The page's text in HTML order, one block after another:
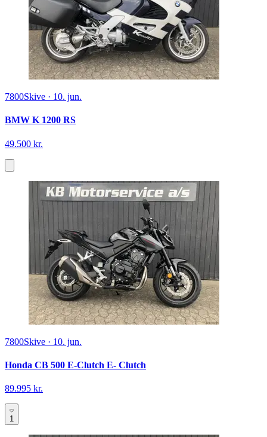
7800Skive · 10. jun.
BMW K 1200 RS
49.500 kr.
7800Skive · 10. jun.
Honda CB 500 E-Clutch E- Clutch
89.995 kr.
1